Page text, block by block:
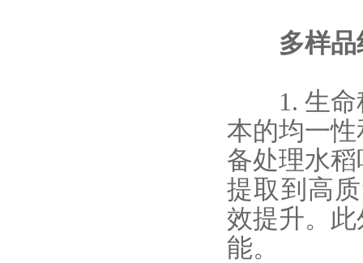
多样品组
1. 生命
本的均一
备处理水
提取到高
效提升。
能。